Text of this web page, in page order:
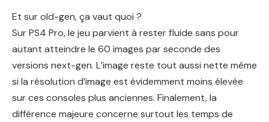
Et sur old-gen, ça vaut quoi ?
Sur PS4 Pro, le jeu parvient à rester fluide sans pour
autant atteindre le 60 images par seconde des
versions next-gen. L’image reste tout aussi nette même
si la résolution d’image est évidemment moins élevée
sur ces consoles plus anciennes. Finalement, la
différence majeure concerne surtout les temps de